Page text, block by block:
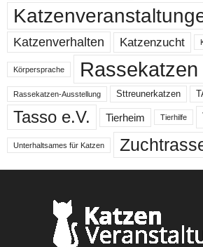
Katzenverhalten Katzenzucht
Körpersprache Rassekatzen
Rassekatzen-Ausstellung Sttreunerkatzen
Tasso e.V. Tierheim Tierhilfe
Unterhaltsames für Katzen